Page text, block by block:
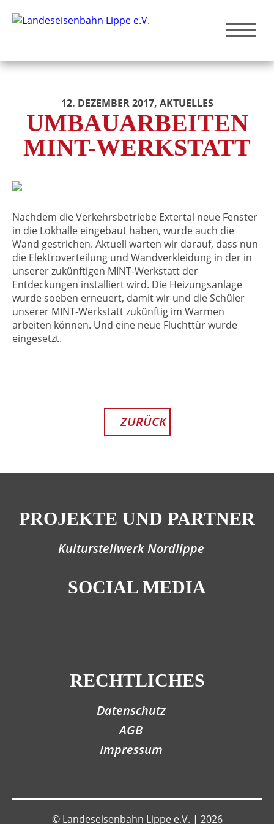
12. DEZEMBER 2017, AKTUELLES
UMBAUARBEITEN
MINT-WERKSTATT
Nachdem die Verkehrsbetriebe Extertal neue Fenster
in die Lokhalle eingebaut haben, wurde auch die
Wand gestrichen. Aktuell warten wir darauf, dass nun
die Elektroverteilung und Wandverkleidung in der in
unserer zukünftigen MINT-Werkstatt der
Entdeckungen installiert wird. Die Heizungsanlage
wurde soeben erneuert, damit wir und die Schüler
unserer MINT-Werkstatt zukünftig im Warmen
arbeiten können. Und eine neue Fluchttür wurde
eingesetzt.
ZURÜCK
PROJEKTE UND PARTNER
Kulturstellwerk Nordlippe
SOCIAL MEDIA
RECHTLICHES
Datenschutz
AGB
Impressum
© Landeseisenbahn Lippe e.V. | 2026